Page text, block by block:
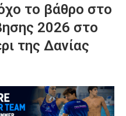
το βάθρο στο
2026 στο
της Δανίας